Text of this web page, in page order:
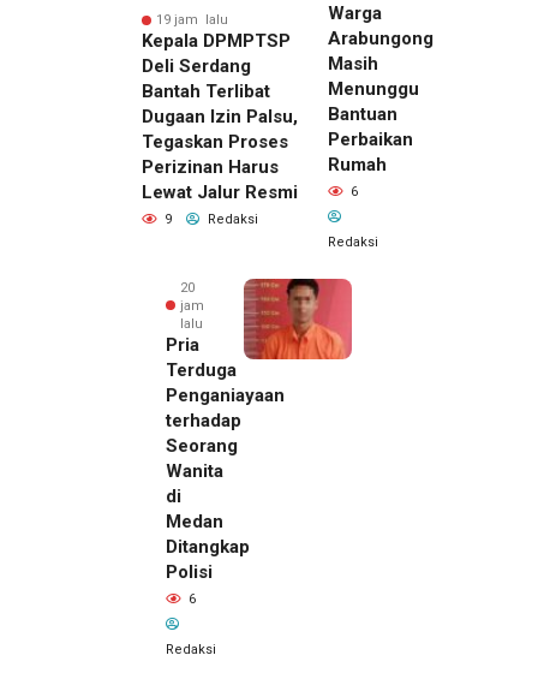
19 jam lalu
Kepala DPMPTSP
Deli Serdang
Bantah Terlibat
Dugaan Izin Palsu,
Tegaskan Proses
Perizinan Harus
Lewat Jalur Resmi
9 Redaksi
Warga
Arabungong
Masih
Menunggu
Bantuan
Perbaikan
Rumah
6
Redaksi
20
jam
lalu
Pria
Terduga
Penganiayaan
terhadap
Seorang
Wanita
di
Medan
Ditangkap
Polisi
6
Redaksi